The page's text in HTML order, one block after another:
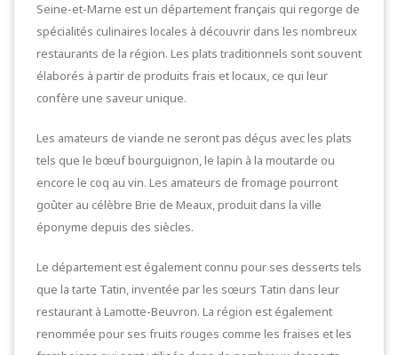
Seine-et-Marne est un département français qui regorge de
spécialités culinaires locales à découvrir dans les nombreux
restaurants de la région. Les plats traditionnels sont souvent
élaborés à partir de produits frais et locaux, ce qui leur
confère une saveur unique.
Les amateurs de viande ne seront pas déçus avec les plats
tels que le bœuf bourguignon, le lapin à la moutarde ou
encore le coq au vin. Les amateurs de fromage pourront
goûter au célèbre Brie de Meaux, produit dans la ville
éponyme depuis des siècles.
Le département est également connu pour ses desserts tels
que la tarte Tatin, inventée par les sœurs Tatin dans leur
restaurant à Lamotte-Beuvron. La région est également
renommée pour ses fruits rouges comme les fraises et les